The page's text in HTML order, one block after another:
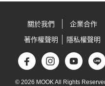
關於我們
企業合作
著作權聲明
隱私權聲明
© 2026 MOOK All Rights